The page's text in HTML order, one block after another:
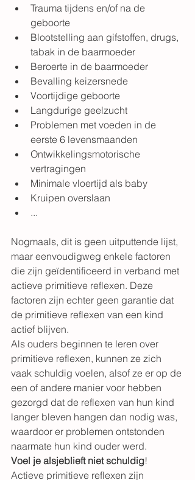
Trauma tijdens en/of na de
geboorte
Blootstelling aan gifstoffen, drugs,
tabak in de baarmoeder
Beroerte in de baarmoeder
Bevalling keizersnede
Voortijdige geboorte
Langdurige geelzucht
Problemen met voeden in de
eerste 6 levensmaanden
Ontwikkelingsmotorische
vertragingen
Minimale vloertijd als baby
Kruipen overslaan
...
Nogmaals, dit is geen uitputtende lijst,
maar eenvoudigweg enkele factoren
die zijn geïdentificeerd in verband met
actieve primitieve reflexen. Deze
factoren zijn echter geen garantie dat
de primitieve reflexen van een kind
actief blijven.
Als ouders beginnen te leren over
primitieve reflexen, kunnen ze zich
vaak schuldig voelen, alsof ze er op de
een of andere manier voor hebben
gezorgd dat de reflexen van hun kind
langer bleven hangen dan nodig was,
waardoor er problemen ontstonden
naarmate hun kind ouder werd.
Voel je alsjeblieft niet schuldig!
Actieve primitieve reflexen zijn